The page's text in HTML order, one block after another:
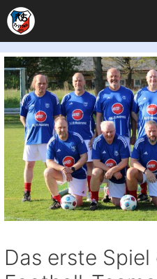
Zum
Inhalt
springen
Das erste